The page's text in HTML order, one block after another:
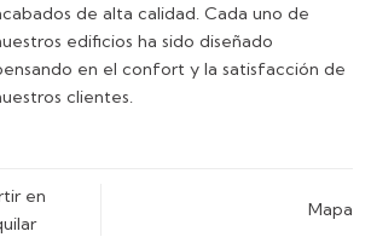
de alta calidad. Cada uno de
edificios ha sido diseñado
en el confort y la satisfacción de
clientes.
en
Mapa